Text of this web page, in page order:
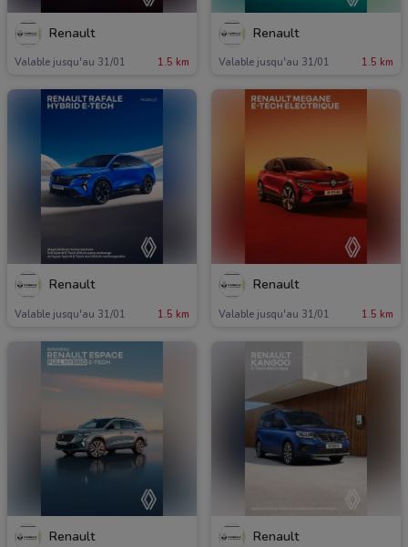
Renault
Valable jusqu'au 31/01 1.5 km
Renault
Valable jusqu'au 31/01 1.5 km
Renault
Valable jusqu'au 31/01 1.5 km
Renault
Valable jusqu'au 31/01 1.5 km
Renault Renault